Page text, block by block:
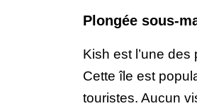
Plongée sous-
Kish est l’une
Cette île est
touristes. Aucun